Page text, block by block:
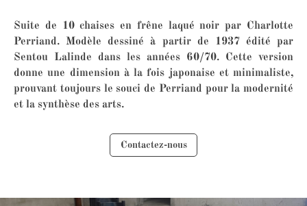
Suite de 10 chaises en frêne laqué noir par Charlotte
Perriand. Modèle dessiné à partir de 1937 édité par
Sentou Lalinde dans les années 60/70. Cette version
donne une dimension à la fois japonaise et minimaliste,
prouvant toujours le souci de Perriand pour la modernité
et la synthèse des arts.
Contactez-nous